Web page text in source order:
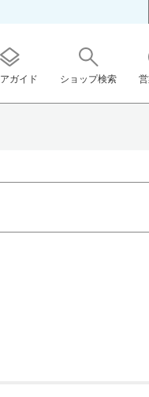
ガイド ショップ検索